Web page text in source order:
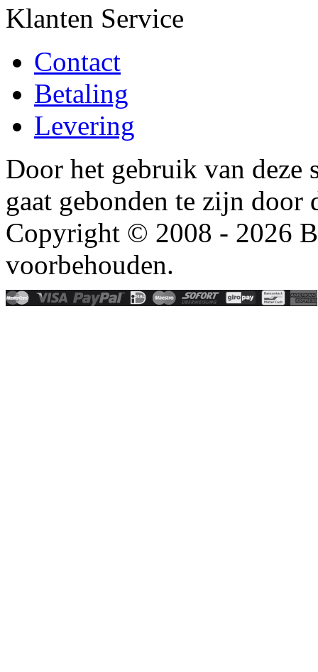
Klanten Service
Contact
Betaling
Levering
Door het gebruik van deze
gaat gebonden te zijn door
Copyright © 2008 - 2026
voorbehouden.